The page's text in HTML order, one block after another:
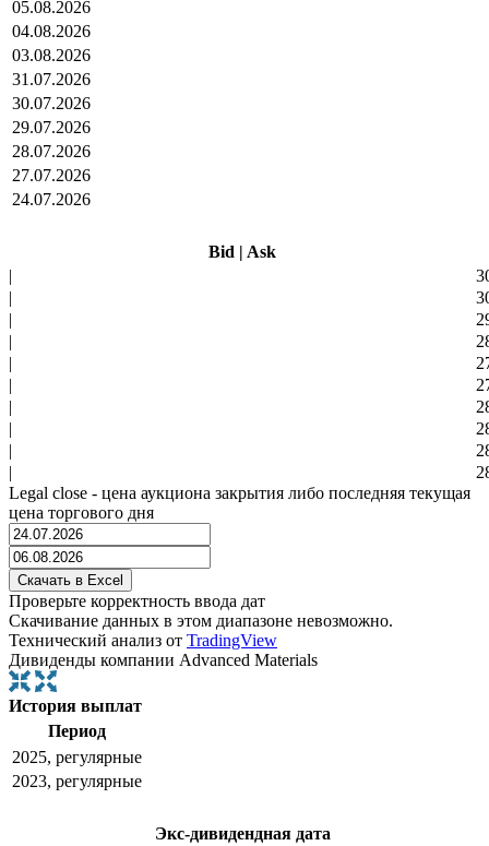
05.08.2026
04.08.2026
03.08.2026
31.07.2026
30.07.2026
29.07.2026
28.07.2026
27.07.2026
24.07.2026
Bid | Ask
|
|
|
|
|
|
|
|
|
|
Legal close - цена аукциона закрытия либо последняя текущая
цена торгового дня
Проверьте корректность ввода дат
Скачивание данных в этом диапазоне невозможно.
Технический анализ от TradingView
Дивиденды компании Advanced Materials
История выплат
Период
2025, регулярные
2023, регулярные
Экс-дивидендная дата